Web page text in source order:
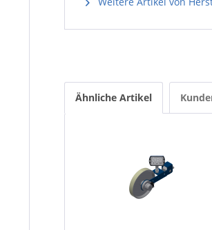
Ähnliche Artikel